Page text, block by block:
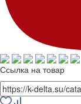
Ссылка на товар